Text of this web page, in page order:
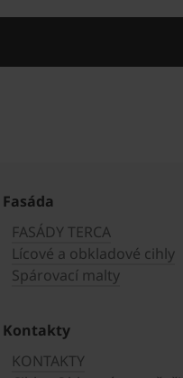
Fasáda
FASÁDY TERCA
Lícové a obkladové cihly
Spárovací malty
Kontakty
KONTAKTY